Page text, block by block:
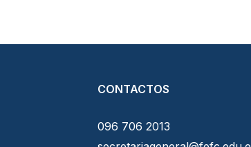
CONTACTOS
096 706 2013